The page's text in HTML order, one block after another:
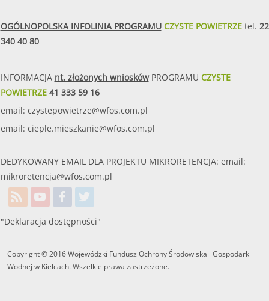
OGÓLNOPOLSKA INFOLINIA PROGRAMUCZYSTE POWIETRZEtel. 22
340 40 80
INFORMACJA nt. złożonych wnioskówPROGRAMU CZYSTE
POWIETRZE41 333 59 16
email: czystepowietrze@wfos.com.pl
email: cieple.mieszkanie@wfos.com.pl
DEDYKOWANY EMAIL DLA PROJEKTU MIKRORETENCJA: email:
mikroretencja@wfos.com.pl
"Deklaracja dostępności"
Copyright © 2016 Wojewódzki Fundusz Ochrony Środowiska i Gospodarki
Wodnej w Kielcach. Wszelkie prawa zastrzeżone.